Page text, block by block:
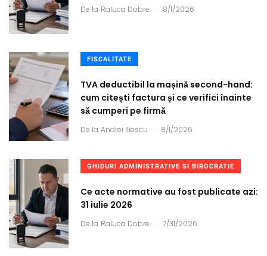
De la Raluca Dobre . 8/1/2026
FISCALITATE
TVA deductibil la mașină second-hand:
cum citești factura și ce verifici înainte
să cumperi pe firmă
De la Andrei Iliescu . 8/1/2026
GHIDURI ADMINISTRATIVE SI BIROCRATIE
Ce acte normative au fost publicate azi:
31 iulie 2026
De la Raluca Dobre . 7/31/2026